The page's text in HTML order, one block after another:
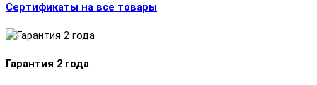
Сертификаты на все товары
Гарантия 2 года